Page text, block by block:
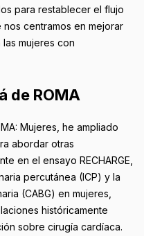
para restablecer el flujo
centramos en mejorar
mujeres con
de ROMA
Mujeres, he ampliado
abordar otras
en el ensayo RECHARGE,
percutánea (ICP) y la
(CABG) en mujeres,
históricamente
sobre cirugía cardíaca.